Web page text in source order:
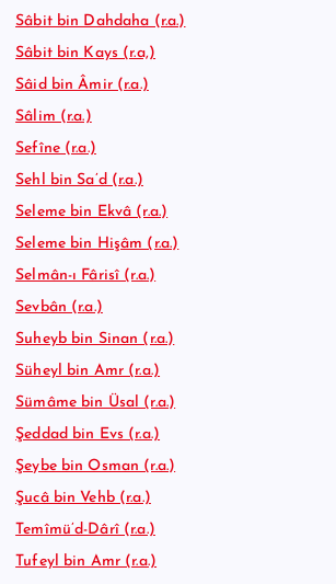
Sâbit bin Dahdaha (r.a.)
Sâbit bin Kays (r.a,)
Sâid bin Âmir (r.a.)
Sâlim (r.a.)
Sefîne (r.a.)
Sehl bin Sa’d (r.a.)
Seleme bin Ekvâ (r.a.)
Seleme bin Hişâm (r.a.)
Selmân-ı Fârisî (r.a.)
Sevbân (r.a.)
Suheyb bin Sinan (r.a.)
Süheyl bin Amr (r.a.)
Sümâme bin Üsal (r.a.)
Şeddad bin Evs (r.a.)
Şeybe bin Osman (r.a.)
Şucâ bin Vehb (r.a.)
Temîmü’d-Dârî (r.a.)
Tufeyl bin Amr (r.a.)